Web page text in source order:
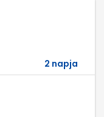
2 napja